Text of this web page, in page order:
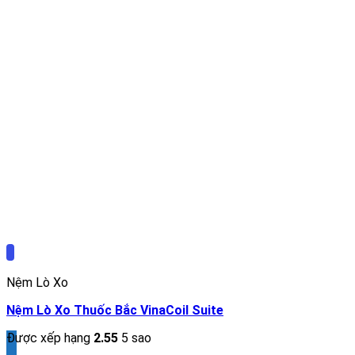
Nệm Lò Xo
Nệm Lò Xo Thuốc Bắc VinaCoil Suite
Được xếp hạng 2.55 5 sao